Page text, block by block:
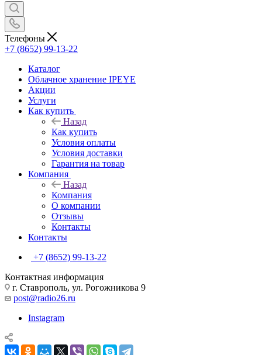
Телефоны
+7 (8652) 99-13-22
Каталог
Облачное хранение IPEYE
Акции
Услуги
Как купить
Назад
Как купить
Условия оплаты
Условия доставки
Гарантия на товар
Компания
Назад
Компания
О компании
Отзывы
Контакты
Контакты
+7 (8652) 99-13-22
Контактная информация
г. Ставрополь, ул. Рогожникова 9
post@radio26.ru
Instagram